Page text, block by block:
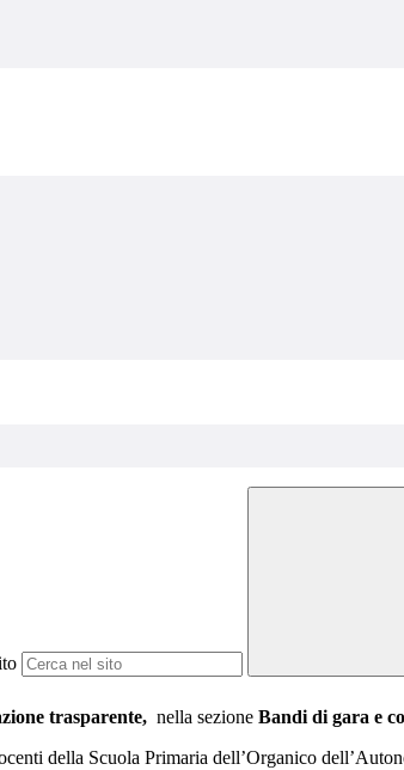
trasparente, nella sezione Bandi di gara e
della Scuola Primaria dell’Organico